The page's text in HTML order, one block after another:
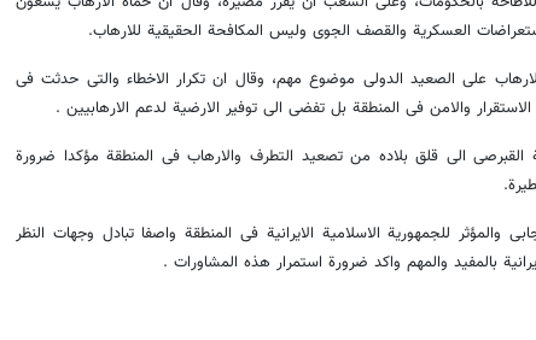
العسکریة والقصف الجوی ولیس المکافحة الحقیقیة للارهاب.
علی الصعید الدولی موضوع مهم، وقال ان تکرار الاخطاء والتی حدثت فی
والامن فی المنطقة بل تفضی الی توفیر الارضیة لدعم الارهابیین .
القبرصی الی قلق بلاده من تصعید التطرف والارهاب فی المنطقة مؤکدا ضرورة
والمؤثر للجمهوریة الاسلامیة الایرانیة فی المنطقة واصفا تبادل وجهات النظر
بالمفید والمهم واکد ضرورة استمرار هذه المشاورات .